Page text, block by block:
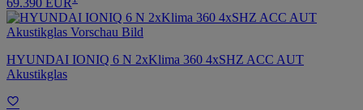
HYUNDAI IONIQ 6 N 2xKlima 360 4xSHZ ACC AUT
Akustikglas